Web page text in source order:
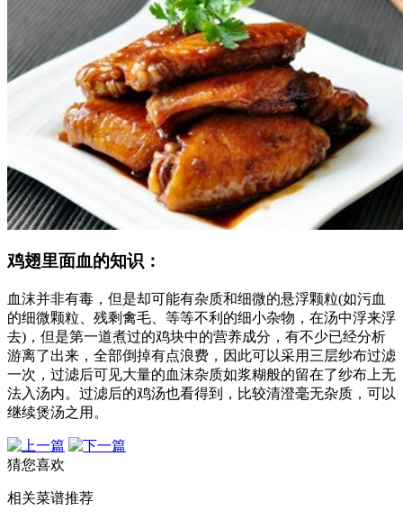
鸡翅里面血的知识：
血沫并非有毒，但是却可能有杂质和细微的悬浮颗粒(如污血
的细微颗粒、残剩禽毛、等等不利的细小杂物，在汤中浮来浮
去)，但是第一道煮过的鸡块中的营养成分，有不少已经分析
游离了出来，全部倒掉有点浪费，因此可以采用三层纱布过滤
一次，过滤后可见大量的血沫杂质如浆糊般的留在了纱布上无
法入汤内。过滤后的鸡汤也看得到，比较清澄毫无杂质，可以
继续煲汤之用。
猜您喜欢
相关菜谱推荐